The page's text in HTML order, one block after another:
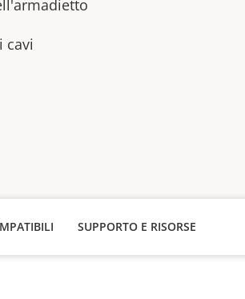
cavi
SUPPORTO E RISORSE